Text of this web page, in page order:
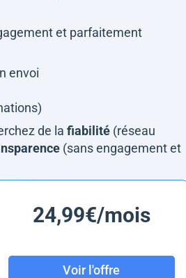
et parfaitement
envoi
de la fiabilité (réseau
(sans engagement et
24,99€/mois
Voir l'offre